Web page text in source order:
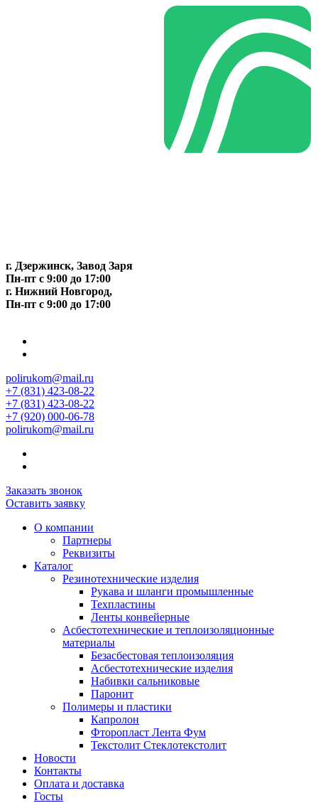
г. Дзержинск, Завод Заря
Пн-пт c 9:00 до 17:00
г. Нижний Новгород,
Пн-пт c 9:00 до 17:00
polirukom@mail.ru
+7 (831) 423-08-22
+7 (831) 423-08-22
+7 (920) 000-06-78
polirukom@mail.ru
Заказать звонок
Оставить заявку
О компании
Партнеры
Реквизиты
Каталог
Резинотехнические изделия
Рукава и шланги промышленные
Техпластины
Ленты конвейерные
Асбестотехнические и теплоизоляционные
материалы
Безасбестовая теплоизоляция
Асбестотехнические изделия
Набивки сальниковые
Паронит
Полимеры и пластики
Капролон
Фторопласт Лента Фум
Текстолит Стеклотекстолит
Новости
Контакты
Оплата и доставка
Госты